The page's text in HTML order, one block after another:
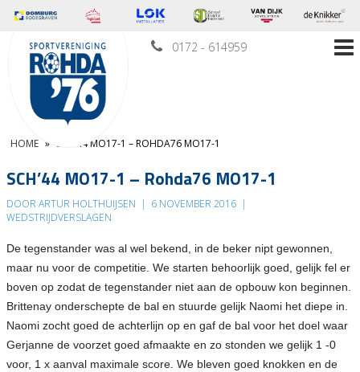
0172 - 614959
HOME » SCH’44 MO17-1 – ROHDA76 MO17-1
SCH’44 MO17-1 – Rohda76 MO17-1
DOOR ARTUR HOLTHUIJSEN | 6 NOVEMBER 2016 |
WEDSTRIJDVERSLAGEN
De tegenstander was al wel bekend, in de beker nipt gewonnen,
maar nu voor de competitie. We starten behoorlijk goed, gelijk fel er
boven op zodat de tegenstander niet aan de opbouw kon beginnen.
Brittenay onderschepte de bal en stuurde gelijk Naomi het diepe in.
Naomi zocht goed de achterlijn op en gaf de bal voor het doel waar
Gerjanne de voorzet goed afmaakte en zo stonden we gelijk 1 -0
voor, 1 x aanval maximale score. We bleven goed knokken en de